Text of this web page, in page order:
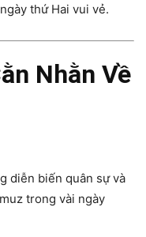
thứ Hai vui vẻ.
Nhằn Về
diễn biến quân sự và
trong vài ngày